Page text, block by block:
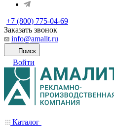
+7 (800) 775-04-69
Заказать звонок
info@amalit.ru
Поиск
Войти
Каталог